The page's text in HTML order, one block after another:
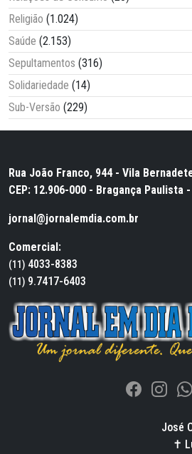
Religião (1.024)
Saúde (2.153)
Sepultamentos (316)
Solidariedade (14)
Sub-Versão (229)
Rua João Franco, 944 - Vila
CEP: 12.906-000 - Bragança Paulista -
jornal@jornalemdia.com.br
Comercial:
(11) 4033-8383
(11) 9.7417-6403
José
✝